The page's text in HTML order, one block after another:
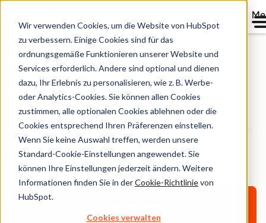
Wir verwenden Cookies, um die Website von HubSpot
zu verbessern. Einige Cookies sind für das
ordnungsgemäße Funktionieren unserer Website und
Services erforderlich. Andere sind optional und dienen
dazu, Ihr Erlebnis zu personalisieren, wie z. B. Werbe-
oder Analytics-Cookies. Sie können allen Cookies
zustimmen, alle optionalen Cookies ablehnen oder die
Cookies entsprechend Ihren Präferenzen einstellen.
Wenn Sie keine Auswahl treffen, werden unsere
Standard-Cookie-Einstellungen angewendet. Sie
können Ihre Einstellungen jederzeit ändern. Weitere
Informationen finden Sie in derCookie-Richtlinievon
HubSpot.
Cookies verwalten
HubSpot Bibliothek
Entdecken Sie E-Books, Tools, Guides, Vorlagen und
Berichte – alles für Ihr Unternehmenswachstum. Filtern
Sie nach Thema oder Format und finden Sie das
Richtige.